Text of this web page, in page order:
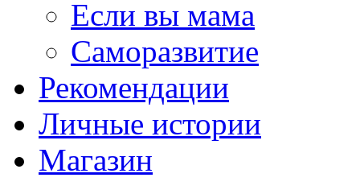
Если вы мама
Саморазвитие
Рекомендации
Личные истории
Магазин